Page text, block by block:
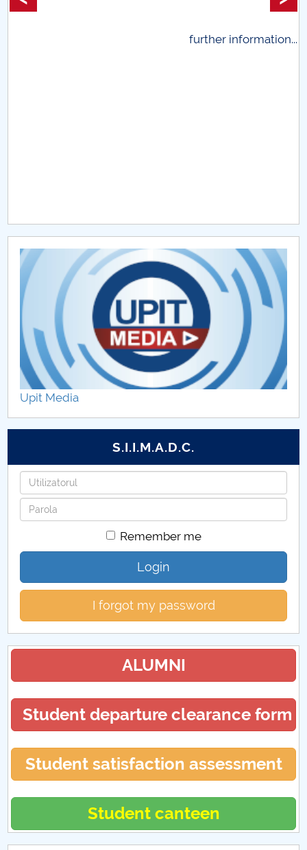
privind implementarea Planului Operațional 2020-
MENIU CANTINA
Planuri de învățământ
Fișe de disciplină
Cercetare
further information...
Upit Media
S.I.I.M.A.D.C.
Username
Password
Remember me
Login
I forgot my password
ALUMNI
Student departure clearance form
Student satisfaction assessment
Student canteen